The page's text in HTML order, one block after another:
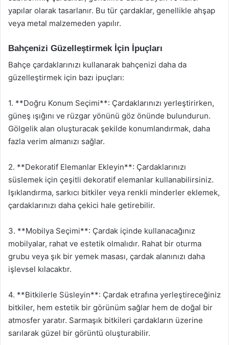
yapılar olarak tasarlanır. Bu tür çardaklar, genellikle ahşap
veya metal malzemeden yapılır.
Bahçenizi Güzelleştirmek İçin İpuçları
Bahçe çardaklarınızı kullanarak bahçenizi daha da
güzelleştirmek için bazı ipuçları:
1. **Doğru Konum Seçimi**: Çardaklarınızı yerleştirirken,
güneş ışığını ve rüzgar yönünü göz önünde bulundurun.
Gölgelik alan oluşturacak şekilde konumlandırmak, daha
fazla verim almanızı sağlar.
2. **Dekoratif Elemanlar Ekleyin**: Çardaklarınızı
süslemek için çeşitli dekoratif elemanlar kullanabilirsiniz.
Işıklandırma, sarkıcı bitkiler veya renkli minderler eklemek,
çardaklarınızı daha çekici hale getirebilir.
3. **Mobilya Seçimi**: Çardak içinde kullanacağınız
mobilyalar, rahat ve estetik olmalıdır. Rahat bir oturma
grubu veya şık bir yemek masası, çardak alanınızı daha
işlevsel kılacaktır.
4. **Bitkilerle Süsleyin**: Çardak etrafına yerleştireceğiniz
bitkiler, hem estetik bir görünüm sağlar hem de doğal bir
atmosfer yaratır. Sarmaşık bitkileri çardakların üzerine
sarılarak güzel bir görüntü oluşturabilir.